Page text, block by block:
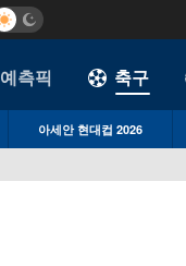
예측픽 축구
아세안 현대컵 2026